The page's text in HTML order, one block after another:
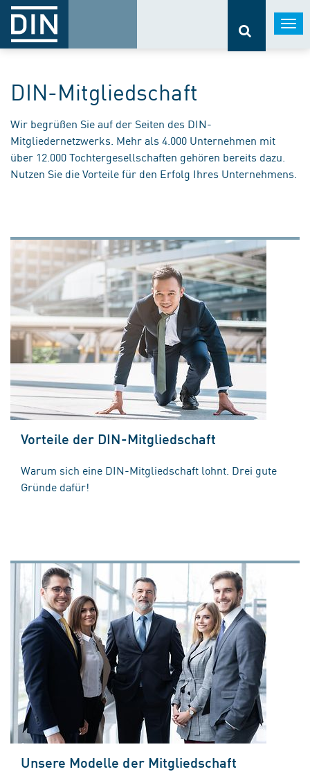
DIN-Mitgliedschaft
Wir begrüßen Sie auf der Seiten des DIN-
Mitgliedernetzwerks. Mehr als 4.000 Unternehmen mit
über 12.000 Tochtergesellschaften gehören bereits dazu.
Nutzen Sie die Vorteile für den Erfolg Ihres Unternehmens.
Vorteile der DIN-Mitgliedschaft
Warum sich eine DIN-Mitgliedschaft lohnt. Drei gute
Gründe dafür!
Unsere Modelle der Mitgliedschaft